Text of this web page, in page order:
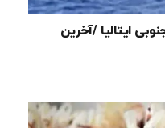
ایتالیا /آخرین